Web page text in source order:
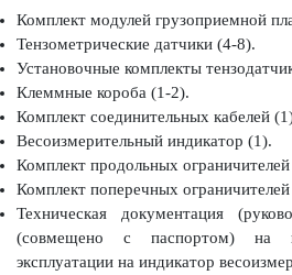
Комплект модулей грузоприемной
Тензометрические датчики (4-8).
Установочные комплекты
Клеммные короба (1-2).
Комплект соединительных кабелей
Весоизмерительный индикатор (1).
Комплект продольных
Комплект поперечных
Техническая документация
(совмещено с паспортом) на
эксплуатации на индикатор